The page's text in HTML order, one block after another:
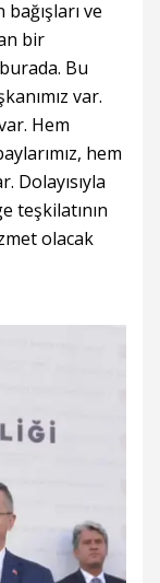
ve
bir
Bu
var.
Hem
hem
Dolayısıyla
teşkilatının
olacak